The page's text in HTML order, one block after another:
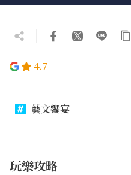
4.7
藝文饗宴
玩樂攻略